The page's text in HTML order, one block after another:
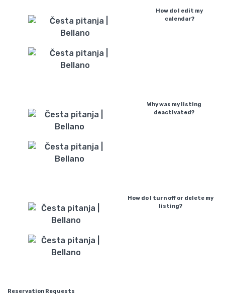
How do I edit my
calendar?
Why was my listing
deactivated?
How do I turn off or delete my
listing?
Reservation Requests